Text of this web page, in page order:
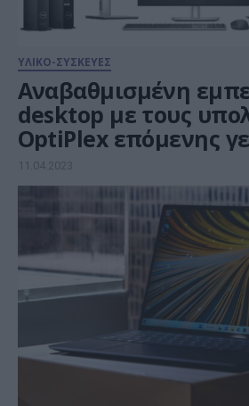
ΥΛΙΚΟ-ΣΥΣΚΕΥΕΣ
Αναβαθμισμένη
desktop με τους
OptiPlex επόμενης
11.04.2023